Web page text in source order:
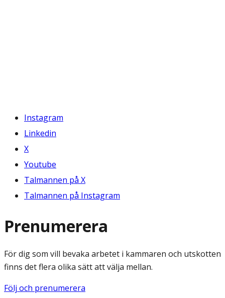
Instagram
Linkedin
X
Youtube
Talmannen på X
Talmannen på Instagram
Prenumerera
För dig som vill bevaka arbetet i kammaren och utskotten
finns det flera olika sätt att välja mellan.
Följ och prenumerera